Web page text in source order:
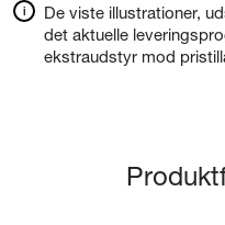
De viste illustrationer,
det aktuelle
ekstraudstyr mod